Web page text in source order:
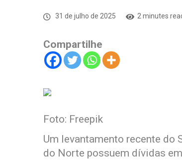
31 de julho de 2025 2 minutes
Compartilhe
Foto: Freepik
Um levantamento recente do
do Norte possuem dívidas